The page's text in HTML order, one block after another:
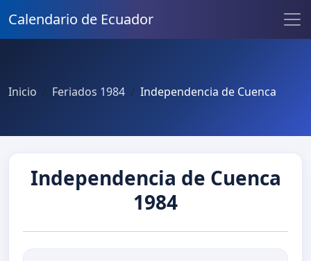
Calendario de Ecuador
Inicio Feriados 1984 Independencia de Cuenca
Independencia de Cuenca
1984